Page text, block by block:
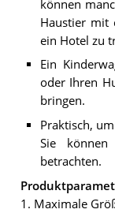
können
Haustier mit
ein Hotel zu
Ein
oder Ihren
bringen.
Praktisch,
Sie
betrachten.
1. Maximale